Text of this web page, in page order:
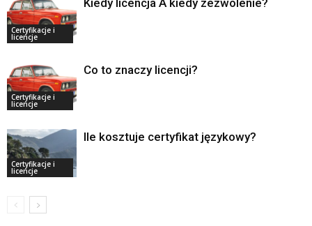
Certyfikacje i
licencje
Kiedy licencja A kiedy zezwolenie?
Certyfikacje i
licencje
Co to znaczy licencji?
Certyfikacje i
licencje
Ile kosztuje certyfikat językowy?